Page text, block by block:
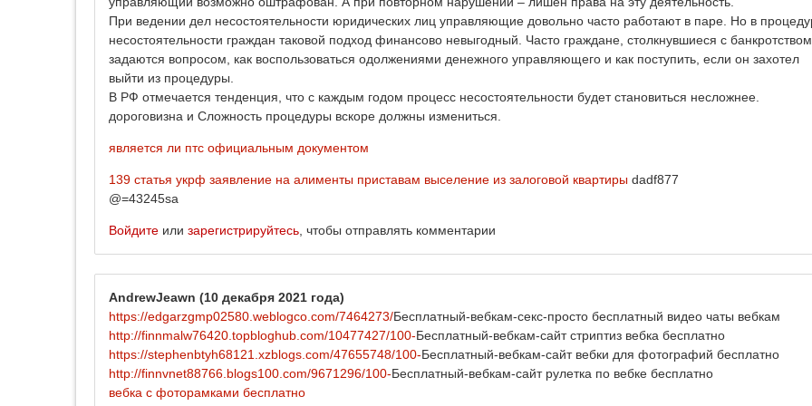
При ведении дел несостоятельности юридических лиц управляющие довольно часто работают в паре. Но в
несостоятельности граждан таковой подход финансово невыгодный. Часто граждане, столкнувшиеся с
задаются вопросом, как воспользоваться одолжениями денежного управляющего и как поступить, если он захотел
выйти из процедуры.
В РФ отмечается тенденция, что с каждым годом процесс несостоятельности будет становиться несложнее.
дороговизна и Сложность процедуры вскоре должны измениться.
является ли птс официальным документом
139 статья укрф заявление на алименты приставам выселение из залоговой квартиры dadf877
@=43245sa
Войдите или зарегистрируйтесь , чтобы отправлять комментарии
AndrewJeawn (10 декабря 2021 года)
https://edgarzgmp02580.weblogco.com/7464273/Бесплатный-вебкам-секс-просто бесплатный видео чаты вебкам
http://finnmalw76420.topbloghub.com/10477427/100-Бесплатный-вебкам-сайт стриптиз вебка бесплатно
https://stephenbtyh68121.xzblogs.com/47655748/100-Бесплатный-вебкам-сайт вебки для фотографий бесплатно
http://finnvnet88766.blogs100.com/9671296/100-Бесплатный-вебкам-сайт рулетка по вебке бесплатно
вебка с фоторамками бесплатно